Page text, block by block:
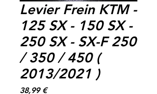
Levier Frein KTM -
125 SX - 150 SX -
250 SX - SX-F 250
/ 350 / 450 (
2013/2021 )
38,99 €Prix